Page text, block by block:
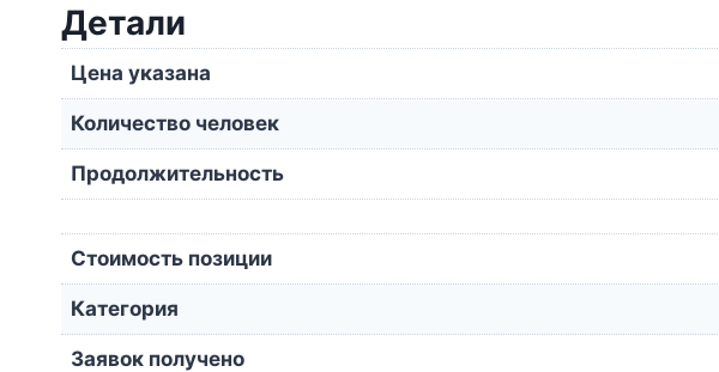
Детали
Цена указана
Количество человек
Продолжительность
Стоимость позиции
Категория
Заявок получено